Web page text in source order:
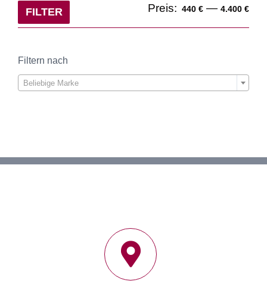
FILTER Preis: 440 € — 4.400 €
Filtern nach
Beliebige Marke